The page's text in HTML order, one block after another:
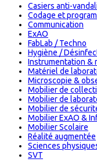
Casiers anti-
Codage et
Communication
ExAO
FabLab / Techno
Hygiène /
Instrumentation &
Matériel de
Microscopie &
Mobilier de
Mobilier de
Mobilier de
Mobilier ExAO &
Mobilier Scolaire
Réalité augmentée
Sciences
SVT